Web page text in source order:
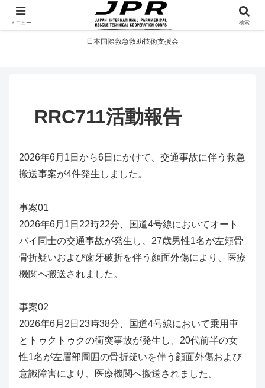
If you want to go fast, go alone. If you want to go far, go together.
日本国際救急救助技術支援会
RRC711活動報告
2026年6月1日から6日にかけて、交通事故に伴う救急
搬送事案が4件発生しました。
事案01
2026年6月1日22時22分、国道4号線においてオート
バイ同士の交通事故が発生し、27歳男性1名が左頬骨
骨折疑いおよび歯牙破折を伴う顔面外傷により、医療
機関へ搬送されました。
事案02
2026年6月2日23時38分、国道4号線において乗用車
とトゥクトゥクの衝突事故が発生し、20代前半の女
性1名が左眉部周囲の骨折疑いを伴う顔面外傷および
意識障害により、医療機関へ搬送されました。
メニュー 検索